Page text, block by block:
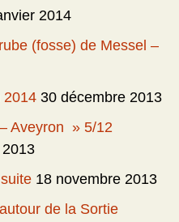
2014
(fosse) de Messel –
2014 30 décembre 2013
Aveyron » 5/12
18 novembre 2013
de la Sortie